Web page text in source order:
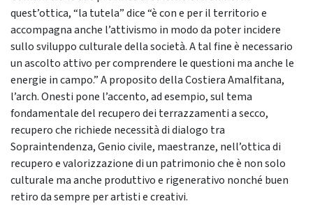
quest’ottica, “la tutela” dice “è con e per il territorio e
accompagna anche l’attivismo in modo da poter incidere
sullo sviluppo culturale della società. A tal fine è necessario
un ascolto attivo per comprendere le questioni ma anche le
energie in campo.” A proposito della Costiera Amalfitana,
l’arch. Onesti pone l’accento, ad esempio, sul tema
fondamentale del recupero dei terrazzamenti a secco,
recupero che richiede necessità di dialogo tra
Sopraintendenza, Genio civile, maestranze, nell’ottica di
recupero e valorizzazione di un patrimonio che è non solo
culturale ma anche produttivo e rigenerativo nonché buen
retiro da sempre per artisti e creativi.